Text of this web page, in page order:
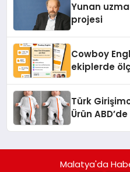
Yunan
projesi
Cowboy
ekiplerde
Türk
Ürün
Malatya'da